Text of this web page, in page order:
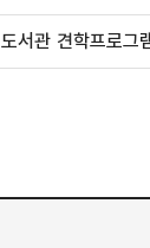
도서관 견학프로그